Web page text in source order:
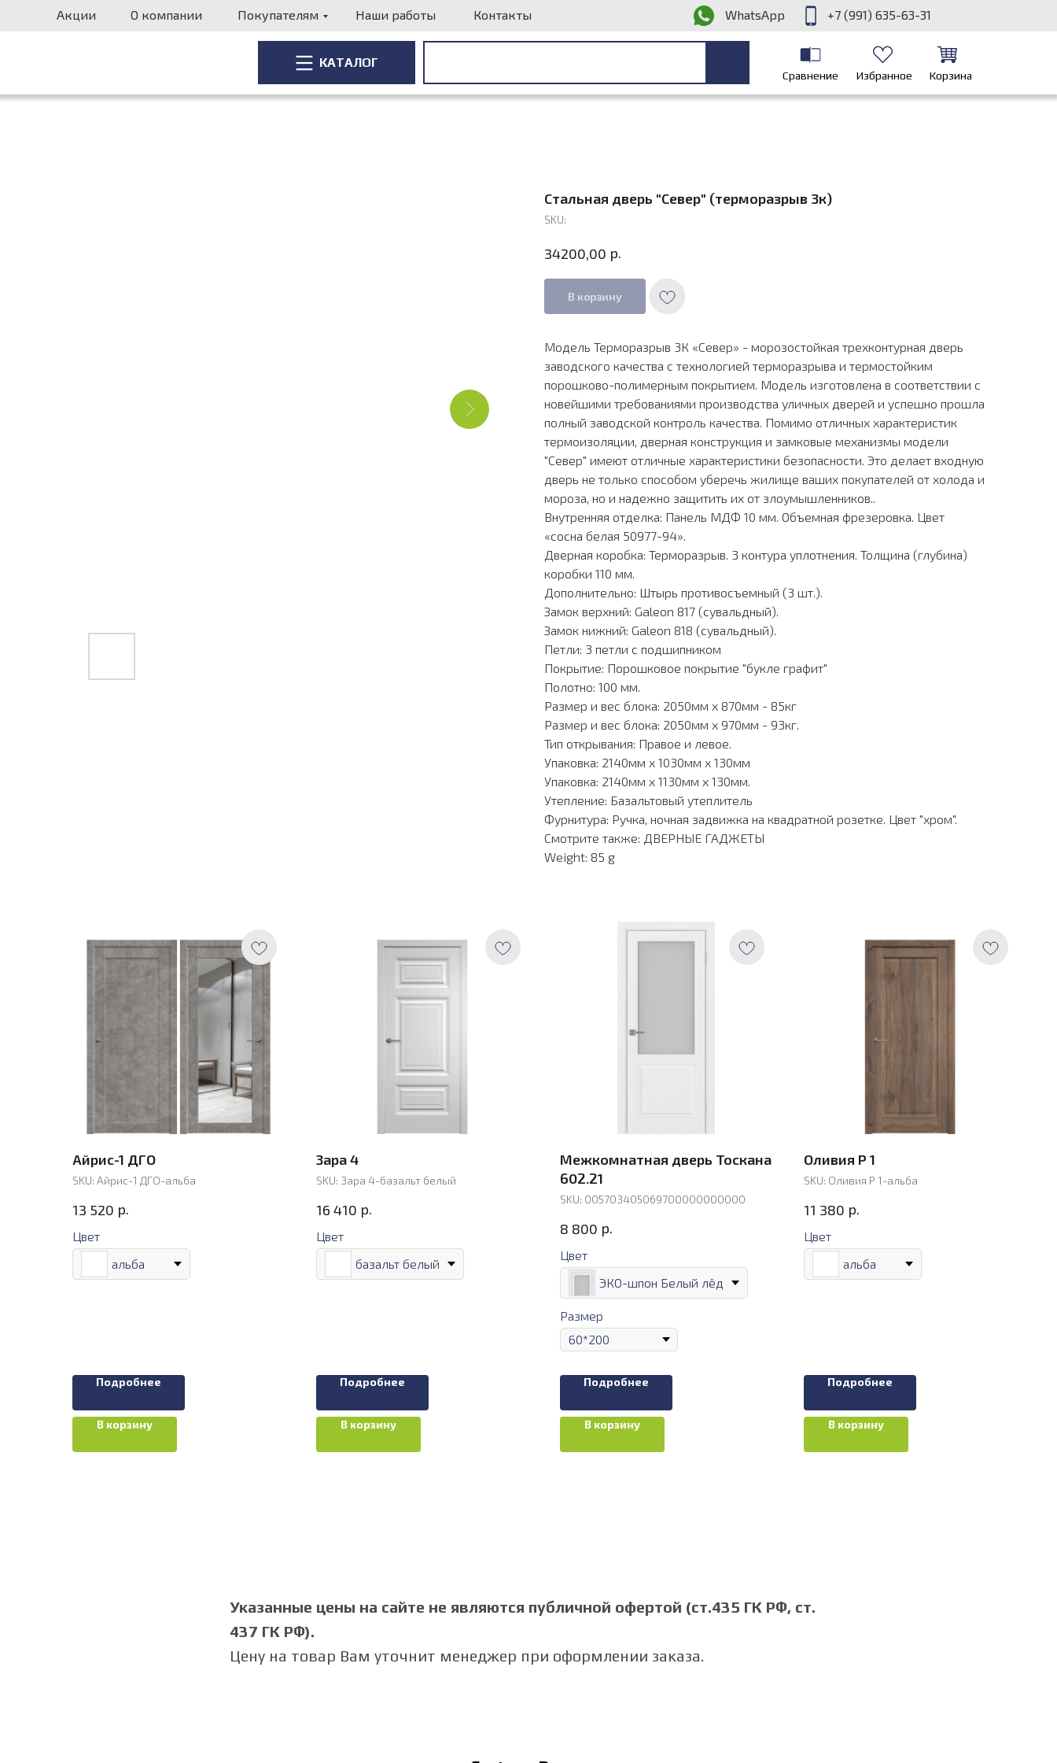
Акции О компании Покупателям Наши работы Контакты WhatsApp +7 (991) 635-63-31
КАТАЛОГ
Сравнение Избранное Корзина
Стальная дверь "Север" (терморазрыв 3к)
SKU:
34200,00 р.
В корзину
Модель Терморазрыв 3К «Север» - морозостойкая трехконтурная дверь
заводского качества с технологией терморазрыва и термостойким
порошково-полимерным покрытием. Модель изготовлена в соответствии с
новейшими требованиями производства уличных дверей и успешно прошла
полный заводской контроль качества. Помимо отличных характеристик
термоизоляции, дверная конструкция и замковые механизмы модели
"Север" имеют отличные характеристики безопасности. Это делает входную
дверь не только способом уберечь жилище ваших покупателей от холода и
мороза, но и надежно защитить их от злоумышленников..
Внутренняя отделка: Панель МДФ 10 мм. Объемная фрезеровка. Цвет
«сосна белая 50977-94».
Дверная коробка: Терморазрыв. 3 контура уплотнения. Толщина (глубина)
коробки 110 мм.
Дополнительно: Штырь противосъемный (3 шт.).
Замок верхний: Galeon 817 (сувальдный).
Замок нижний: Galeon 818 (сувальдный).
Петли: 3 петли с подшипником
Покрытие: Порошковое покрытие "букле графит"
Полотно: 100 мм.
Размер и вес блока: 2050мм х 870мм - 85кг
Размер и вес блока: 2050мм х 970мм - 93кг.
Тип открывания: Правое и левое.
Упаковка: 2140мм х 1030мм х 130мм
Упаковка: 2140мм х 1130мм х 130мм.
Утепление: Базальтовый утеплитель
Фурнитура: Ручка, ночная задвижка на квадратной розетке. Цвет "хром".
Смотрите также: ДВЕРНЫЕ ГАДЖЕТЫ
Weight: 85 g
Айрис-1 ДГО
SKU: Айрис-1 ДГО-альба
13 520 р.
Цвет
альба
Подробнее
В корзину
Зара 4
SKU: Зара 4-базальт белый
16 410 р.
Цвет
базальт белый
Подробнее
В корзину
Межкомнатная дверь Тоскана
602.21
SKU: 005703405069700000000000
8 800 р.
Цвет
ЭКО-шпон Белый лёд
Размер
Подробнее
В корзину
Оливия Р 1
SKU: Оливия Р 1-альба
11 380 р.
Цвет
альба
Подробнее
В корзину
Указанные цены на сайте не являются публичной офертой (ст.435 ГК РФ, cт.
437 ГК РФ).
Цену на товар Вам уточнит менеджер при оформлении заказа.